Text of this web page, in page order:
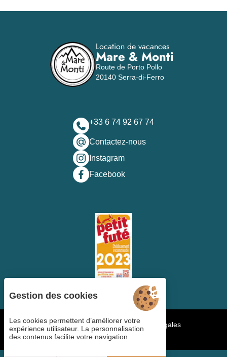
Location de vacances
Mare & Monti
Route de Porto Pollo
20140 Serra-di-Ferro
+33 6 74 92 67 74
Contactez-nous
Instagram
Facebook
Gestion des cookiesCGVMentions légales
Plan du siteCopyright ©2023
Gestion des cookies
Les cookies permettent d’améliorer votre
expérience utilisateur. La personnalisation
des contenus facilite votre navigation.